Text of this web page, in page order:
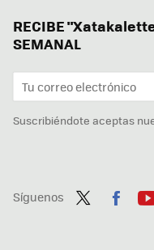
RECIBE
SEMANAL
Suscribiéndote aceptas
Síguenos